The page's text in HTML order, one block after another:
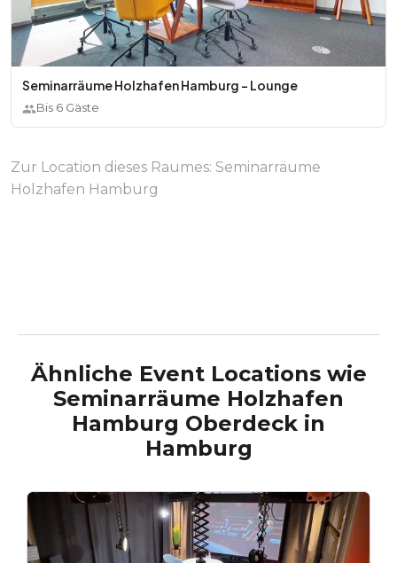
Seminarräume Holzhafen Hamburg - Lounge
Bis 6 Gäste
Zur Location dieses Raumes: Seminarräume
Holzhafen Hamburg
Ähnliche Event Locations wie
Seminarräume Holzhafen
Hamburg Oberdeck in
Hamburg